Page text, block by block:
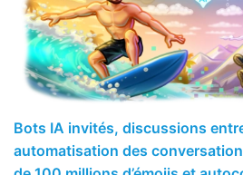
Bots IA invités, discussions
automatisation des